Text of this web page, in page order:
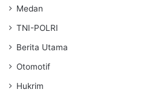
Medan
TNI-POLRI
Berita Utama
Otomotif
Hukrim